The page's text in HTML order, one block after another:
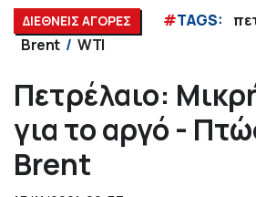
ΔΙΕΘΝΕΙΣ ΑΓΟΡΕΣ #TAGS:
Brent
WTI
Πετρέλαιο:
για το αργό -
Brent